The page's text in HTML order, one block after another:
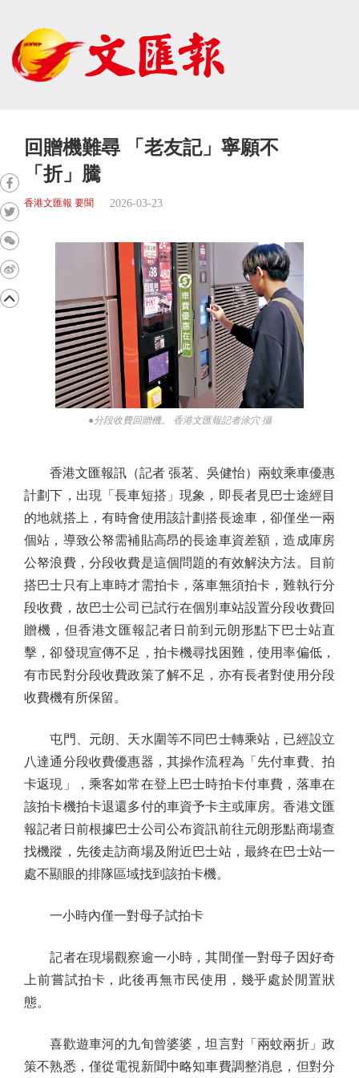
回贈機難尋 「老友記」寧願不
「折」騰
香港文匯報 要聞 2026-03-23
●分段收費回贈機。 香港文匯報記者涂穴 攝
香港文匯報訊（記者 張茗、吳健怡）兩蚊乘車優惠
計劃下，出現「長車短搭」現象，即長者見巴士途經目
的地就搭上，有時會使用該計劃搭長途車，卻僅坐一兩
個站，導致公帑需補貼高昂的長途車資差額，造成庫房
公帑浪費，分段收費是這個問題的有效解決方法。目前
搭巴士只有上車時才需拍卡，落車無須拍卡，難執行分
段收費，故巴士公司已試行在個別車站設置分段收費回
贈機，但香港文匯報記者日前到元朗形點下巴士站直
擊，卻發現宣傳不足，拍卡機尋找困難，使用率偏低，
有市民對分段收費政策了解不足，亦有長者對使用分段
收費機有所保留。
屯門、元朗、天水圍等不同巴士轉乘站，已經設立
八達通分段收費優惠器，其操作流程為「先付車費、拍
卡返現」，乘客如常在登上巴士時拍卡付車費，落車在
該拍卡機拍卡退還多付的車資予卡主或庫房。香港文匯
報記者日前根據巴士公司公布資訊前往元朗形點商場查
找機蹤，先後走訪商場及附近巴士站，最終在巴士站一
處不顯眼的排隊區域找到該拍卡機。
一小時內僅一對母子試拍卡
記者在現場觀察逾一小時，其間僅一對母子因好奇
上前嘗試拍卡，此後再無市民使用，幾乎處於閒置狀
態。
喜歡遊車河的九旬曾婆婆，坦言對「兩蚊兩折」政
策不熟悉，僅從電視新聞中略知車費調整消息，但對分